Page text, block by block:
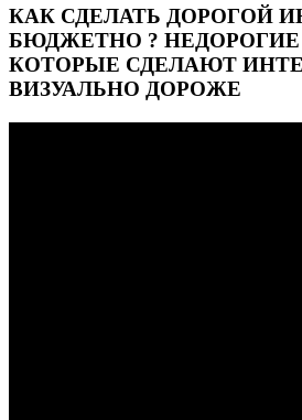
КАК СДЕЛАТЬ ДОРОГОЙ
БЮДЖЕТНО ?
КОТОРЫЕ СДЕЛАЮТ
ВИЗУАЛЬНО ДОРОЖЕ